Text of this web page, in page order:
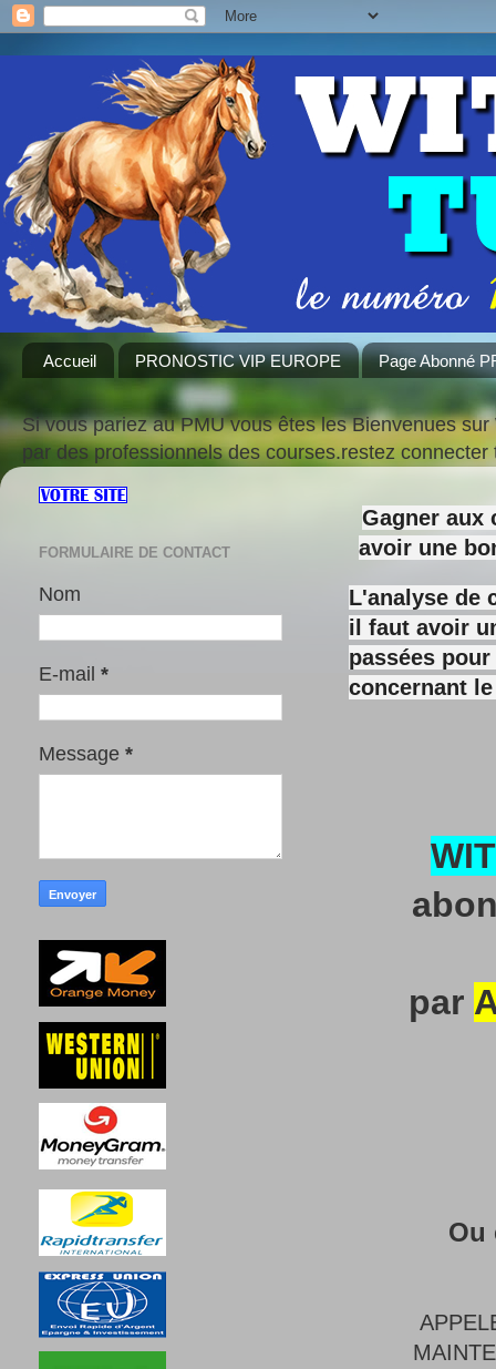
Accueil PRONOSTIC VIP EUROPE Page Abonné
Si vous pariez au PMU vous êtes les Bienvenues
par des professionnels des courses.restez
Gagner aux
avoir une
L'analyse de
il faut avoir
passées
concernant
par
Ou
FORMULAIRE DE CONTACT
Nom
E-mail *
Message *